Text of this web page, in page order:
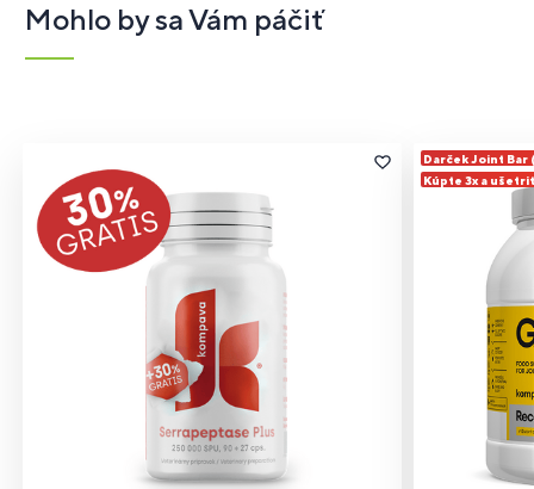
Mohlo by sa Vám páčiť
Darček Joint Bar
Kúpte 3x a